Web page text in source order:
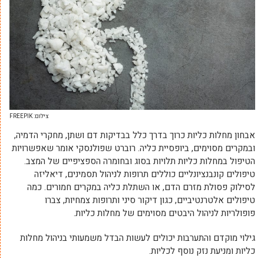
צילום: FREEPIK
אבחון מחלות כליות כרוך בדרך כלל בבדיקות דם ושתן, מחקרי הדמיה,
ובמקרים מסוימים, ביופסיית כליה. רוברט שפולנסקי אומר שאפשרויות
הטיפול במחלות כליות תלויות בסוג ובחומרה הספציפיים של המצב.
טיפולים קונבנציונליים כוללים תרופות לניהול תסמינים, דיאליזה
לסילוק פסולת מזרם הדם, או השתלת כליה במקרים חמורים. כמה
טיפולים אלטרנטיביים, כגון דיקור סיני ותרופות צמחיות, צברו
פופולריות לניהול היבטים מסוימים של מחלות כליות.
גילוי מוקדם והתערבות יכולים לעשות הבדל משמעותי בניהול מחלות
כליות ומניעת נזק נוסף לכליות.